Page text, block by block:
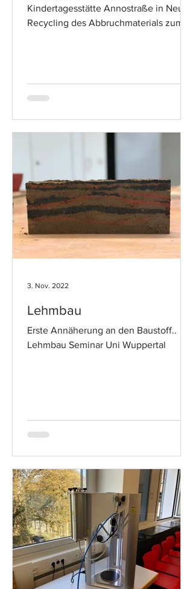
Kindertagesstätte Annostraße in Neuss
Recycling des Abbruchmaterials zum
Lehmbau
Erste Annäherung an den Baustoff..
Lehmbau Seminar Uni Wuppertal
3. Nov. 2022